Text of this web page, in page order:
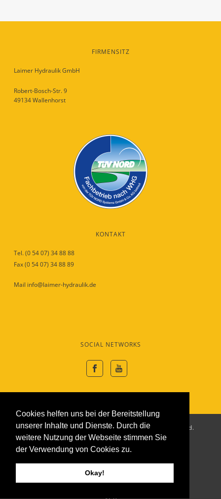
Cookies helfen uns bei der Bereitstellung
unserer Inhalte und Dienste. Durch die
weitere Nutzung der Webseite stimmen Sie
der Verwendung von Cookies zu.
Okay!
FIRMENSITZ
Laimer Hydraulik GmbH
Robert-Bosch-Str. 9
49134 Wallenhorst
KONTAKT
Tel. (0 54 07) 34 88 88
Fax (0 54 07) 34 88 89
Mail info@laimer-hydraulik.de
SOCIAL NETWORKS
© 2022 Laimer Hydraulik GmbH. All rights reserved.
Impressum
Kontakt
Laimer Hydraulik GmbH